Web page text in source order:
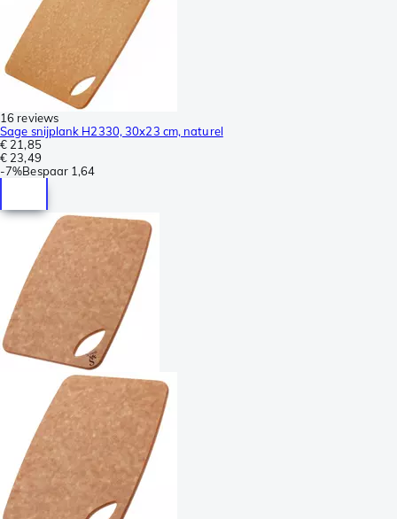
16 reviews
Sage snijplank H2330, 30x23 cm, naturel
€ 21,85
€ 23,49
-7%Bespaar 1,64